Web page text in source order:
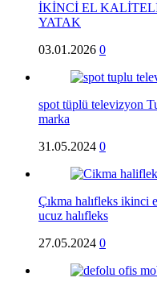
İKİNCİ EL
YATAK
03.01.2026 0
spot tüplü televizyon
marka
31.05.2024 0
Çıkma halıfleks ikinci
ucuz halıfleks
27.05.2024 0